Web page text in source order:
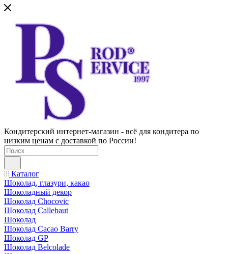
Кондитерский интернет-магазин - всё для кондитера по
низким ценам с доставкой по России!
Каталог
Шоколад, глазури, какао
Шоколадный декор
Шоколад Chocovic
Шоколад Callebaut
Шоколад
Шоколад Cacao Barry
Шоколад GP
Шоколад Belcolade